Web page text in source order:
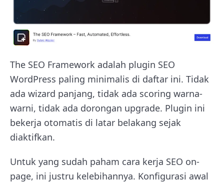
The SEO Framework adalah plugin SEO
WordPress paling minimalis di daftar ini. Tidak
ada wizard panjang, tidak ada scoring warna-
warni, tidak ada dorongan upgrade. Plugin ini
bekerja otomatis di latar belakang sejak
diaktifkan.
Untuk yang sudah paham cara kerja SEO on-
page, ini justru kelebihannya. Konfigurasi awal